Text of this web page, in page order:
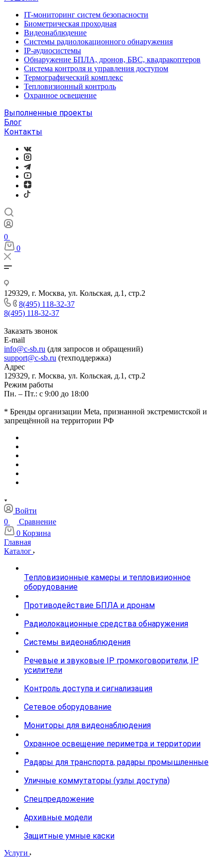
IT-мониторинг систем безопасности
Биометрическая проходная
Видеонаблюдение
Системы радиолокационного обнаружения
IP-аудиосистемы
Обнаружение БПЛА, дронов, БВС, квадракоптеров
Система контроля и управления доступом
Термографический комплекс
Тепловизионный контроль
Охранное освещение
Выполненные проекты
Блог
Контакты
0
0
129329, г. Москва, ул. Кольская, д.1, стр.2
8(495) 118-32-37
8(495) 118-32-37
Заказать звонок
E-mail
info@c-sb.ru (для запросов и обращений)
support@c-sb.ru (техподдержка)
Адрес
129329, г. Москва, ул. Кольская, д.1, стр.2
Режим работы
Пн. – Пт.: с 9:00 до 18:00
* Бренды организации Meta, признанной экстремистской и
запрещённой на территории РФ
Войти
0
Сравнение
0 Корзина
Главная
Каталог
Тепловизионные камеры и тепловизионное
оборудование
Противодействие БПЛА и дронам
Радиолокационные средства обнаружения
Системы видеонаблюдения
Речевые и звуковые IP громкоговорители, IP
усилители
Контроль доступа и сигнализация
Сетевое оборудование
Мониторы для видеонаблюдения
Охранное освещение периметра и территории
Радары для транспорта, радары промышленные
Уличные коммутаторы (узлы доступа)
Спецпредложение
Архивные модели
Защитные умные каски
Услуги